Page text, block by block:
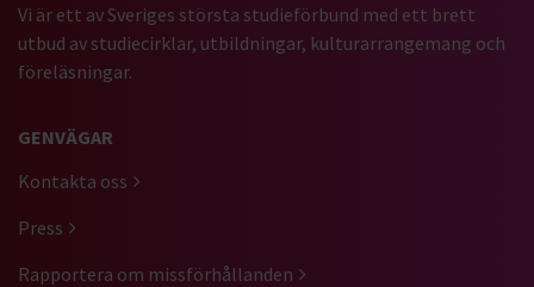
Vi är ett av Sveriges största studieförbund med ett brett
utbud av studiecirklar, utbildningar, kulturarrangemang och
föreläsningar.
GENVÄGAR
Kontakta oss
Press
Rapportera om missförhållanden